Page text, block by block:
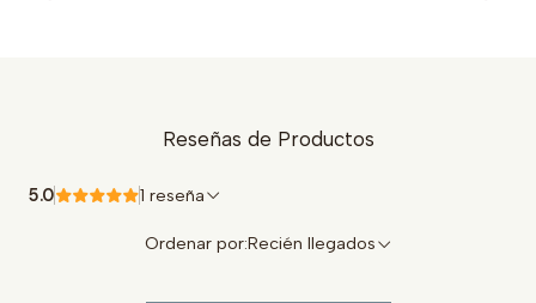
Reseñas de Productos
5.0 1 reseña
Ordenar por:Recién llegados